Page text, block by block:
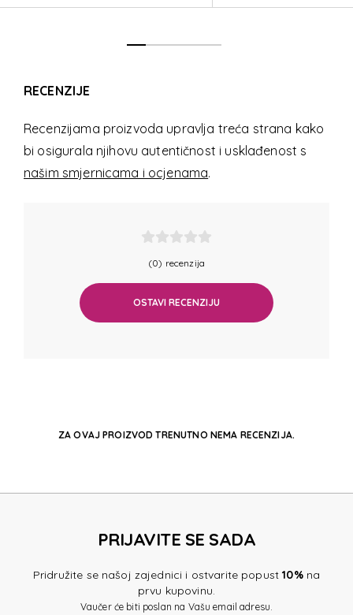
RECENZIJE
Recenzijama proizvoda upravlja treća strana kako
bi osigurala njihovu autentičnost i usklađenost s
našim smjernicama i ocjenama.
(0) recenzija
OSTAVI RECENZIJU
ZA OVAJ PROIZVOD TRENUTNO NEMA RECENZIJA.
PRIJAVITE SE SADA
Pridružite se našoj zajednici i ostvarite popust10%na
prvu kupovinu.
Vaučer će biti poslan na Vašu email adresu.